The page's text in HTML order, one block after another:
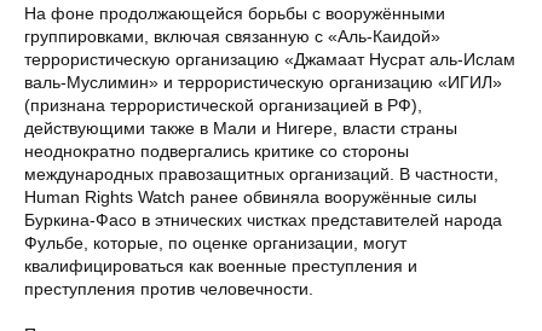
На фоне продолжающейся борьбы с вооружёнными
группировками, включая связанную с «Аль-Каидой»
террористическую организацию «Джамаат Нусрат аль-Ислам
валь-Муслимин» и террористическую организацию «ИГИЛ»
(признана террористической организацией в РФ),
действующими также в Мали и Нигере, власти страны
неоднократно подвергались критике со стороны
международных правозащитных организаций. В частности,
Human Rights Watch ранее обвиняла вооружённые силы
Буркина-Фасо в этнических чистках представителей народа
Фульбе, которые, по оценке организации, могут
квалифицироваться как военные преступления и
преступления против человечности.